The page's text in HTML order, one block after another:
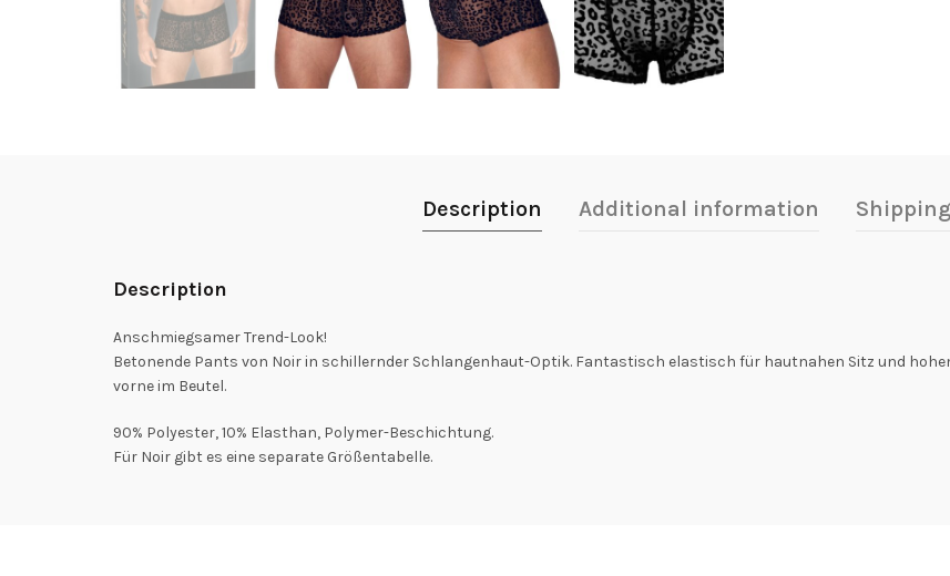
Description Additional information
Description
Anschmiegsamer Trend-Look!
Betonende Pants von Noir in schillernder Schlangenhaut-Optik. Fantastisch elastisch für hautnahen Sitz und
vorne im Beutel.
90% Polyester, 10% Elasthan, Polymer-Beschichtung.
Für Noir gibt es eine separate Größentabelle.